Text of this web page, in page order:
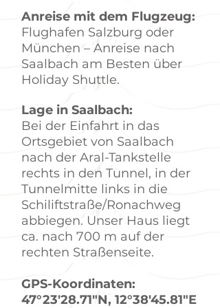
Anreise mit dem Flugzeug:
Flughafen Salzburg oder
München – Anreise nach
Saalbach am Besten über
Holiday Shuttle.
Lage in Saalbach:
Bei der Einfahrt in das
Ortsgebiet von Saalbach
nach der Aral-Tankstelle
rechts in den Tunnel, in der
Tunnelmitte links in die
Schiliftstraße/Ronachweg
abbiegen. Unser Haus liegt
ca. nach 700 m auf der
rechten Straßenseite.
GPS-Koordinaten:
47°23'28.71"N, 12°38'45.81"E